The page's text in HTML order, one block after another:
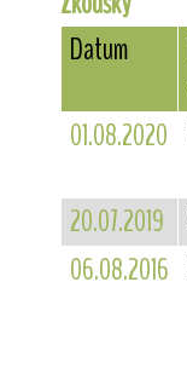
Datum
01.08.2020
20.07.2019
06.08.2016